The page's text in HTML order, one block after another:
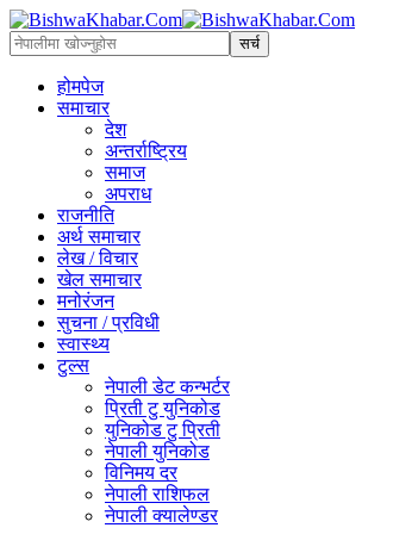
होमपेज
समाचार
देश
अन्तर्राष्ट्रिय
समाज
अपराध
राजनीति
अर्थ समाचार
लेख / विचार
खेल समाचार
मनोरंजन
सुचना / प्रविधी
स्वास्थ्य
टुल्स
नेपाली डेट कन्भर्टर
प्रिती टु युनिकोड
युनिकोड टु प्रिती
नेपाली युनिकोड
विनिमय दर
नेपाली राशिफल
नेपाली क्यालेण्डर